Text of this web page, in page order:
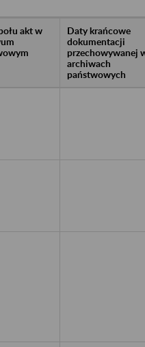
akt w
Daty krańcowe
dokumentacji
przechowywanej
archiwach
państwowych